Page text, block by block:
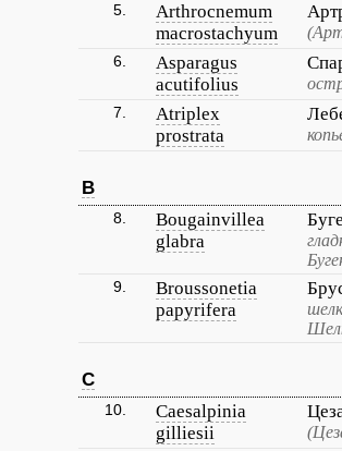
5.
Arthrocnemum
macrostachyum
6.
Asparagus
acutifolius
7.
Atriplex
prostrata
B
8.
Bougainvillea
glabra
9.
Broussonetia
papyrifera
C
10.
Caesalpinia
gilliesii